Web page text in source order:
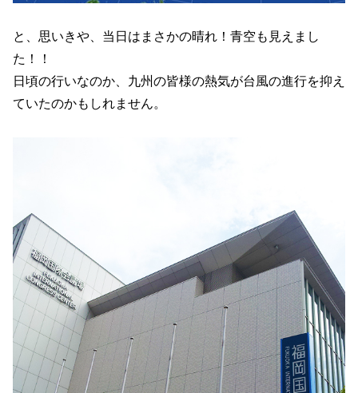
と、思いきや、当日はまさかの晴れ！青空も見えまし
た！！
日頃の行いなのか、九州の皆様の熱気が台風の進行を抑え
ていたのかもしれません。